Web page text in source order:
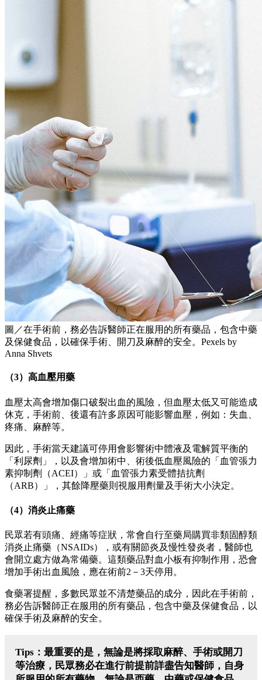
圖／在手術前，務必告訴醫師正在服用的所有藥品，包含中藥
及保健食品，以確保手術、開刀及麻醉的安全。Pexels by
Anna Shvets
（3）高血壓用藥
血壓太高會增加傷口破裂出血的風險，但血壓太低又可能造成
休克，手術前、後還有許多原因可能影響血壓，例如：失血、
疼痛、麻醉等。
因此，手術當天建議可停用會影響術中體液及電解質平衡的
「利尿劑」，以及會增加術中、術後低血壓風險的「血管張力
素抑制劑（ACEI）」或「血管張力素受體拮抗劑
（ARB）」，其餘降壓藥則視服用劑量及手術大小決定。
（4）消炎止痛藥
民眾若有頭痛、經痛等症狀，常會自行至藥局購買非類固醇類
消炎止痛藥（NSAIDs），或有關節炎及慢性發炎者，醫師也
會開立處方做為常備藥。這類藥品對血小板有抑制作用，恐會
增加手術出血風險，應在術前2－3天停用。
食藥署提醒，多數民眾並不清楚藥品的成分，因此在手術前，
務必告訴醫師正在服用的所有藥品，包含中藥及保健食品，以
確保手術及麻醉的安全。
Tips：最重要的是，無論是將採取麻醉、手術或開刀
等治療，民眾務必在進行前提前詳盡告知醫師，自身